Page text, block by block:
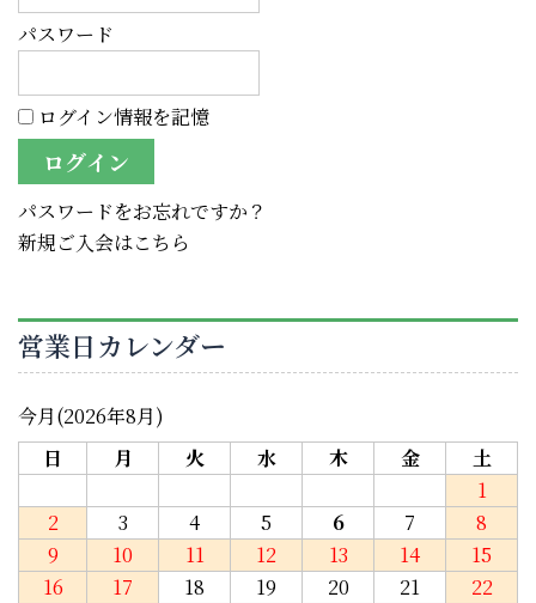
パスワード
ログイン情報を記憶
パスワードをお忘れですか？
新規ご入会はこちら
営業日カレンダー
今月(2026年8月)
日
月 火 水 木 金
土
1
2
3 4 5 6 7
8
9
10 11 12 13 14
15
16
17 18 19 20 21
22